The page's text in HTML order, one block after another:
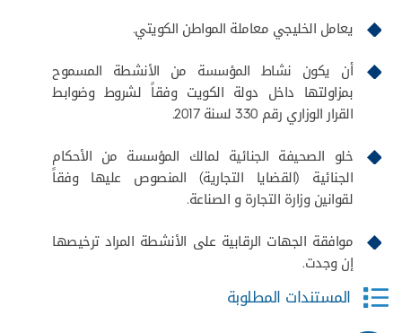
يعامل الخليجي معاملة المواطن الكويتي.
أن يكون نشاط المؤسسة من الأنشطة المسموح
بمزاولتها داخل دولة الكويت وفقاً لشروط وضوابط
القرار الوزاري رقم 330 لسنة 2017.
خلو الصحيفة الجنائية لمالك المؤسسة من الأحكام
الجنائية (القضايا التجارية) المنصوص عليها وفقاً
لقوانين وزارة التجارة و الصناعة.
موافقة الجهات الرقابية على الأنشطة المراد ترخيصها
إن وجدت.
المستندات المطلوبة